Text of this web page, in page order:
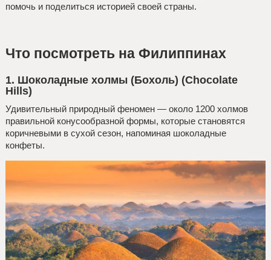
помочь и поделиться историей своей страны.
Что посмотреть на Филиппинах
1. Шоколадные холмы (Бохоль) (Chocolate
Hills)
Удивительный природный феномен — около 1200 холмов
правильной конусообразной формы, которые становятся
коричневыми в сухой сезон, напоминая шоколадные
конфеты.